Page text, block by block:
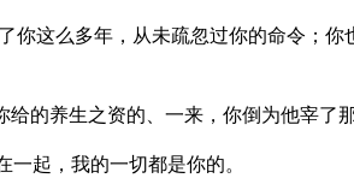
你这么多年，从未疏忽过你的命令；
的养生之资的、一来，你倒为他宰了
起，我的一切都是你的。